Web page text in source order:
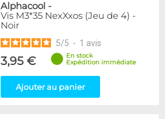
Alphacool -
Vis M3*35 NexXxos (Jeu de 4) -
Noir
5/5 - 1 avis
3,95 €
En stock
Expédition immédiate
Ajouter au panier